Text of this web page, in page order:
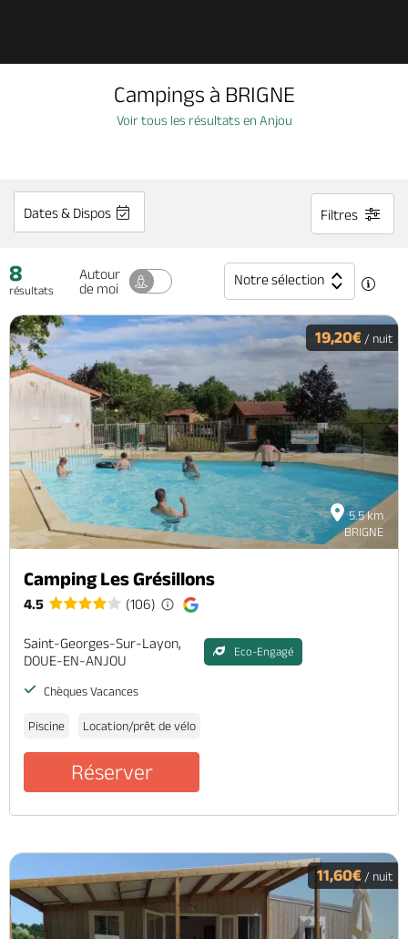
À voir, à faire
Dormir, manger
Séjours, cadeaux
Billetterie en ligne
Brochures & Cartes Offices de tourisme Comment venir ? Ecrivez-nous
Campings à BRIGNE
Voir tous les résultats en Anjou
Dates & Dispos Filtres
8
résultats
Autour
de moi
Notre sélection
5.5 km
BRIGNE
19,20€ / nuit
Camping Les Grésillons
4.5 (106)
Saint-Georges-Sur-Layon,
DOUE-EN-ANJOU
Eco-Engagé
Chèques Vacances
Piscine Location/prêt de vélo
Réserver
11,60€ / nuit